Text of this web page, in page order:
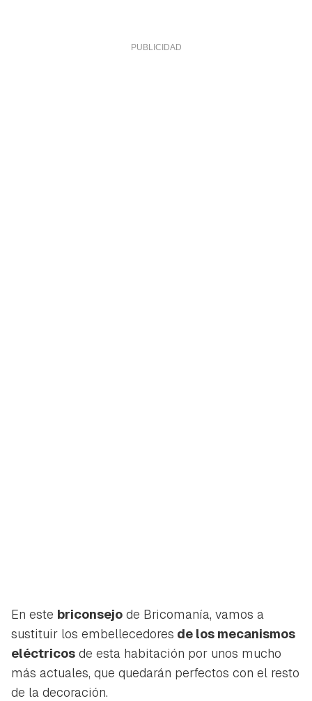
En este briconsejo de Bricomanía, vamos a
sustituir los embellecedores de los mecanismos
eléctricos de esta habitación por unos mucho
más actuales, que quedarán perfectos con el resto
de la decoración.